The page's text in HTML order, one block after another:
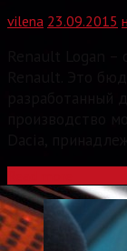
vilena 23.09.2015